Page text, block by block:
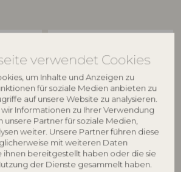
verwendet Cookies
um Inhalte und Anzeigen zu
für soziale Medien anbieten zu
auf unsere Website zu analysieren.
Informationen zu Ihrer Verwendung
unsere Partner für soziale Medien,
weiter. Unsere Partner führen diese
mit weiteren Daten
ihnen bereitgestellt haben oder die sie
der Dienste gesammelt haben.
Steingut
BLOOMINGVILLE
Binna Teller, Rose, Steingut